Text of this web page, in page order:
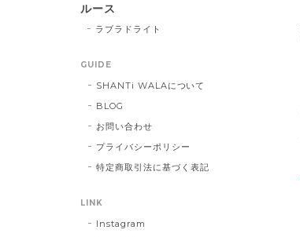
ルース
ラブラドライト
GUIDE
SHANTi WALAについて
BLOG
お問い合わせ
プライバシーポリシー
特定商取引法に基づく表記
LINK
Instagram